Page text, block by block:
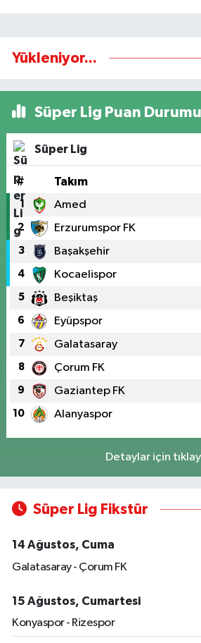
Yükleniyor...
Süper Lig Puan Durumu
Süper Lig
# Takım
1 Amed
2 Erzurumspor FK
3 Başakşehir
4 Kocaelispor
5 Beşiktaş
6 Eyüpspor
7 Galatasaray
8 Çorum FK
9 Gaziantep FK
10 Alanyaspor
Detaylar için
Süper Lig Fikstür
14 Ağustos, Cuma
Galatasaray - Çorum FK
15 Ağustos, Cumartesi
Konyaspor - Rizespor